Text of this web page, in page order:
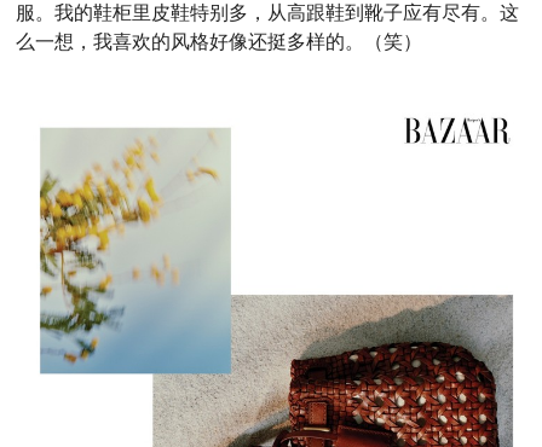
服。我的鞋柜里皮鞋特别多，从高跟鞋到靴子应有尽有。这
么一想，我喜欢的风格好像还挺多样的。（笑）